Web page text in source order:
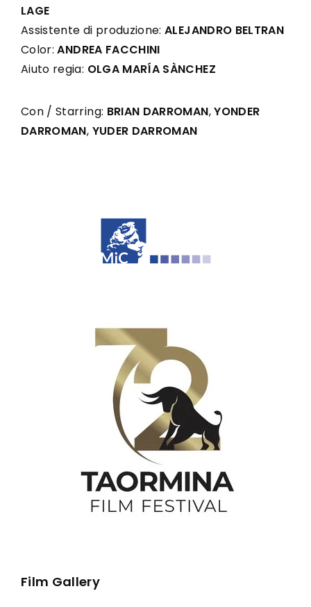
LAGE
Assistente di produzione:ALEJANDRO BELTRAN
Color:ANDREA FACCHINI
Aiuto regia: OLGA MARÍA SÀNCHEZ
Con / Starring: BRIAN DARROMAN,YONDER
DARROMAN, YUDER DARROMAN
Film Gallery